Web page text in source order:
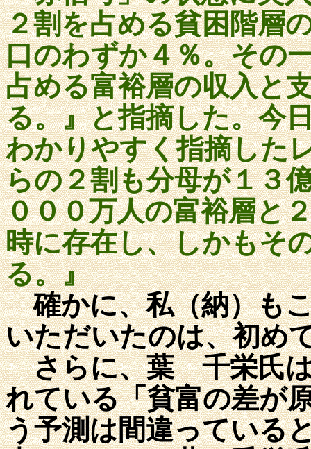
２割を占める貧困階層
口のわずか４％。その
占める富裕層の収入と
る。』と指摘した。今
わかりやすく指摘した
らの２割も分母が１３
０００万人の富裕層と
時に存在し、しかもそ
る。』
確かに、私（納）も
いただいたのは、初め
さらに、葉 千栄氏は
れている「貧富の差が
う予測は間違っている